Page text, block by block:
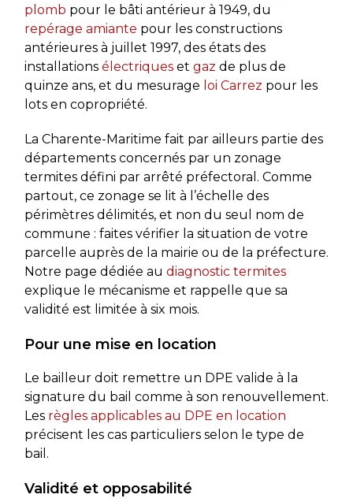
plomb pour le bâti antérieur à 1949, du
repérage amiante pour les constructions
antérieures à juillet 1997, des états des
installations électriqueset gaz de plus de
quinze ans, et du mesurage loi Carrez pour les
lots en copropriété.
La Charente-Maritime fait par ailleurs partie des
départements concernés par un zonage
termites défini par arrêté préfectoral. Comme
partout, ce zonage se lit à l’échelle des
périmètres délimités, et non du seul nom de
commune : faites vérifier la situation de votre
parcelle auprès de la mairie ou de la préfecture.
Notre page dédiée au diagnostic termites
explique le mécanisme et rappelle que sa
validité est limitée à six mois.
Pour une mise en location
Le bailleur doit remettre un DPE valide à la
signature du bail comme à son renouvellement.
Les règles applicables au DPE en location
précisent les cas particuliers selon le type de
bail.
Validité et opposabilité